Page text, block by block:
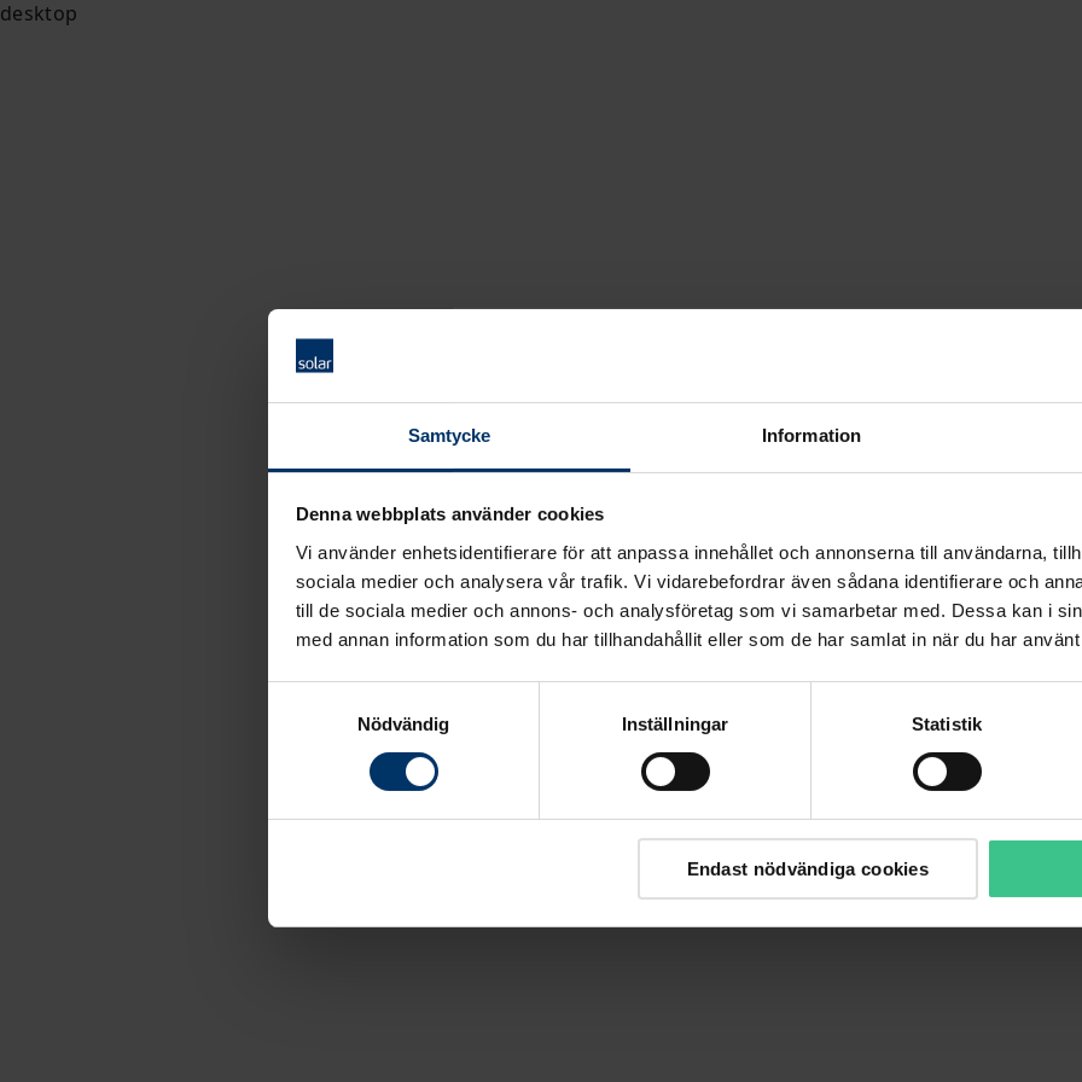
Samtycke Information
Denna webbplats använder cookies
Vi använder enhetsidentifierare för att anpassa innehållet och annonserna till användarna,
sociala medier och analysera vår trafik. Vi vidarebefordrar även sådana identifierare och
till de sociala medier och annons- och analysföretag som vi samarbetar med. Dessa kan i
med annan information som du har tillhandahållit eller som de har samlat in när du har
Nödvändig
Inställningar Statistik
Endast nödvändiga cookies